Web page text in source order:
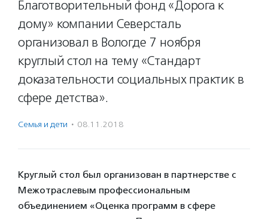
Благотворительный фонд «Дорога к
дому» компании Северсталь
организовал в Вологде 7 ноября
круглый стол на тему «Стандарт
доказательности социальных практик в
сфере детства».
Семья и дети · 08.11.2018
Круглый стол был организован в партнерстве с
Межотраслевым профессиональным
объединением «Оценка программ в сфере